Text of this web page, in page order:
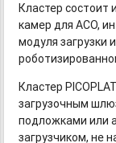
Кластер состоит
камер для АСО,
модуля загрузки
Кластер
загрузочным
подложками или
загрузчиком, не